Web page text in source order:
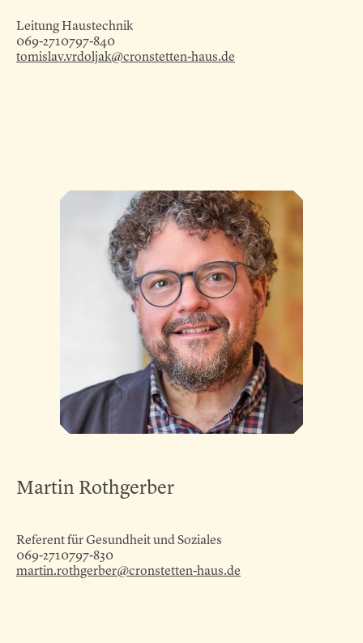
Leitung Haustechnik
069-2710797-840
tomislav.vrdoljak@cronstetten-haus.de
Martin Rothgerber
Referent für Gesundheit und Soziales
069-2710797-830
martin.rothgerber@cronstetten-haus.de